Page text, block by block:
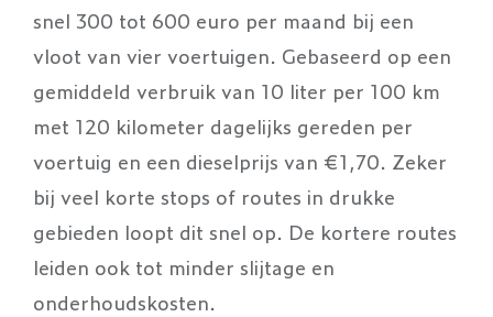
snel 300 tot 600 euro per maand bij een
vloot van vier voertuigen. Gebaseerd op een
gemiddeld verbruik van 10 liter per 100 km
met 120 kilometer dagelijks gereden per
voertuig en een dieselprijs van €1,70. Zeker
bij veel korte stops of routes in drukke
gebieden loopt dit snel op. De kortere routes
leiden ook tot minder slijtage en
onderhoudskosten.